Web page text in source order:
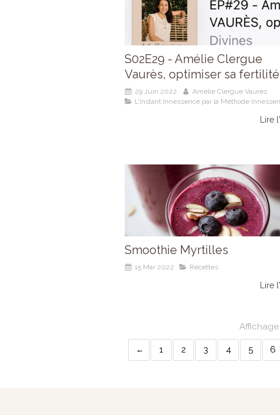
S02E29 - Amélie Clergue
Vaurès, optimiser sa fertilité
29 Juin 2022
Amélie Clergue Vaurès
L’Instant Innessence par la Méthode
Lire
Smoothie Myrtilles
15 Mar 2022 Recettes
Lire
1 2 3 4 5 6